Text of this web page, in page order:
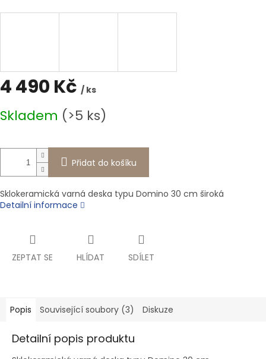
4 490 Kč / ks
cena:
Skladem (>5 ks)
Přidat do košíku
Sklokeramická varná deska typu Domino 30 cm široká
Detailní informace
ZEPTAT SE HLÍDAT SDÍLET
Popis Související soubory (3) Diskuze
Detailní popis produktu